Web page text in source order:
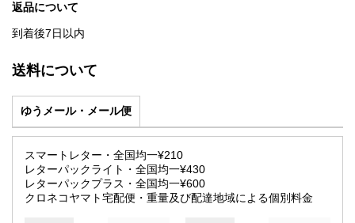
返品について
到着後7日以内
送料について
ゆうメール・メール便
スマートレター・全国均一¥210
レターパックライト・全国均一¥430
レターパックプラス・全国均一¥600
クロネコヤマト宅配便・重量及び配達地域による個別料金